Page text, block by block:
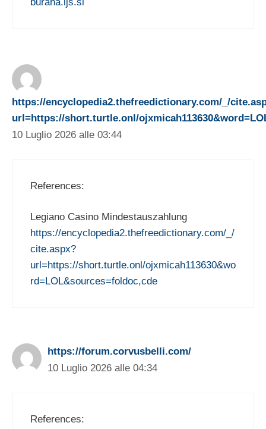
https://encyclopedia2.thefreedictionary.com/_/
url=https://short.turtle.onl/
10 Luglio 2026 alle 03:44
References:
Legiano Casino Mindestauszahlung
https://encyclopedia2.thefreedictionary.com/_/
cite.aspx?
url=https://short.turtle.onl/ojxmicah113630&wo
rd=LOL&sources=foldoc,cde
https://forum.corvusbelli.com/
10 Luglio 2026 alle 04:34
References: